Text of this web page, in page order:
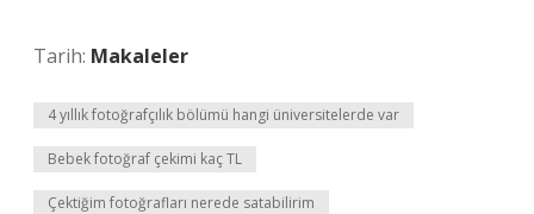
Tarih: Makaleler
4 yıllık fotoğrafçılık bölümü hangi üniversitelerde var
Bebek fotoğraf çekimi kaç TL
Çektiğim fotoğrafları nerede satabilirim